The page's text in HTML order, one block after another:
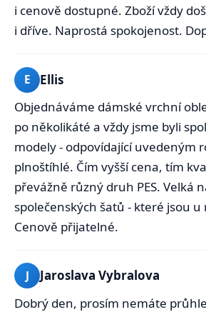
i cenově dostupné. Zboží vždy
i dříve. Naprostá spokojenost.
E Ellis
Objednáváme dámské vrchní
po několikáté a vždy jsme byli
modely - odpovídající uvedeným
plnoštíhlé. Čím vyšší cena, tím
převážně různý druh PES. Velká
společenských šatů - které jsou
Cenově přijatelné.
J Jaroslava Vybralova
Dobrý den, prosím nemáte